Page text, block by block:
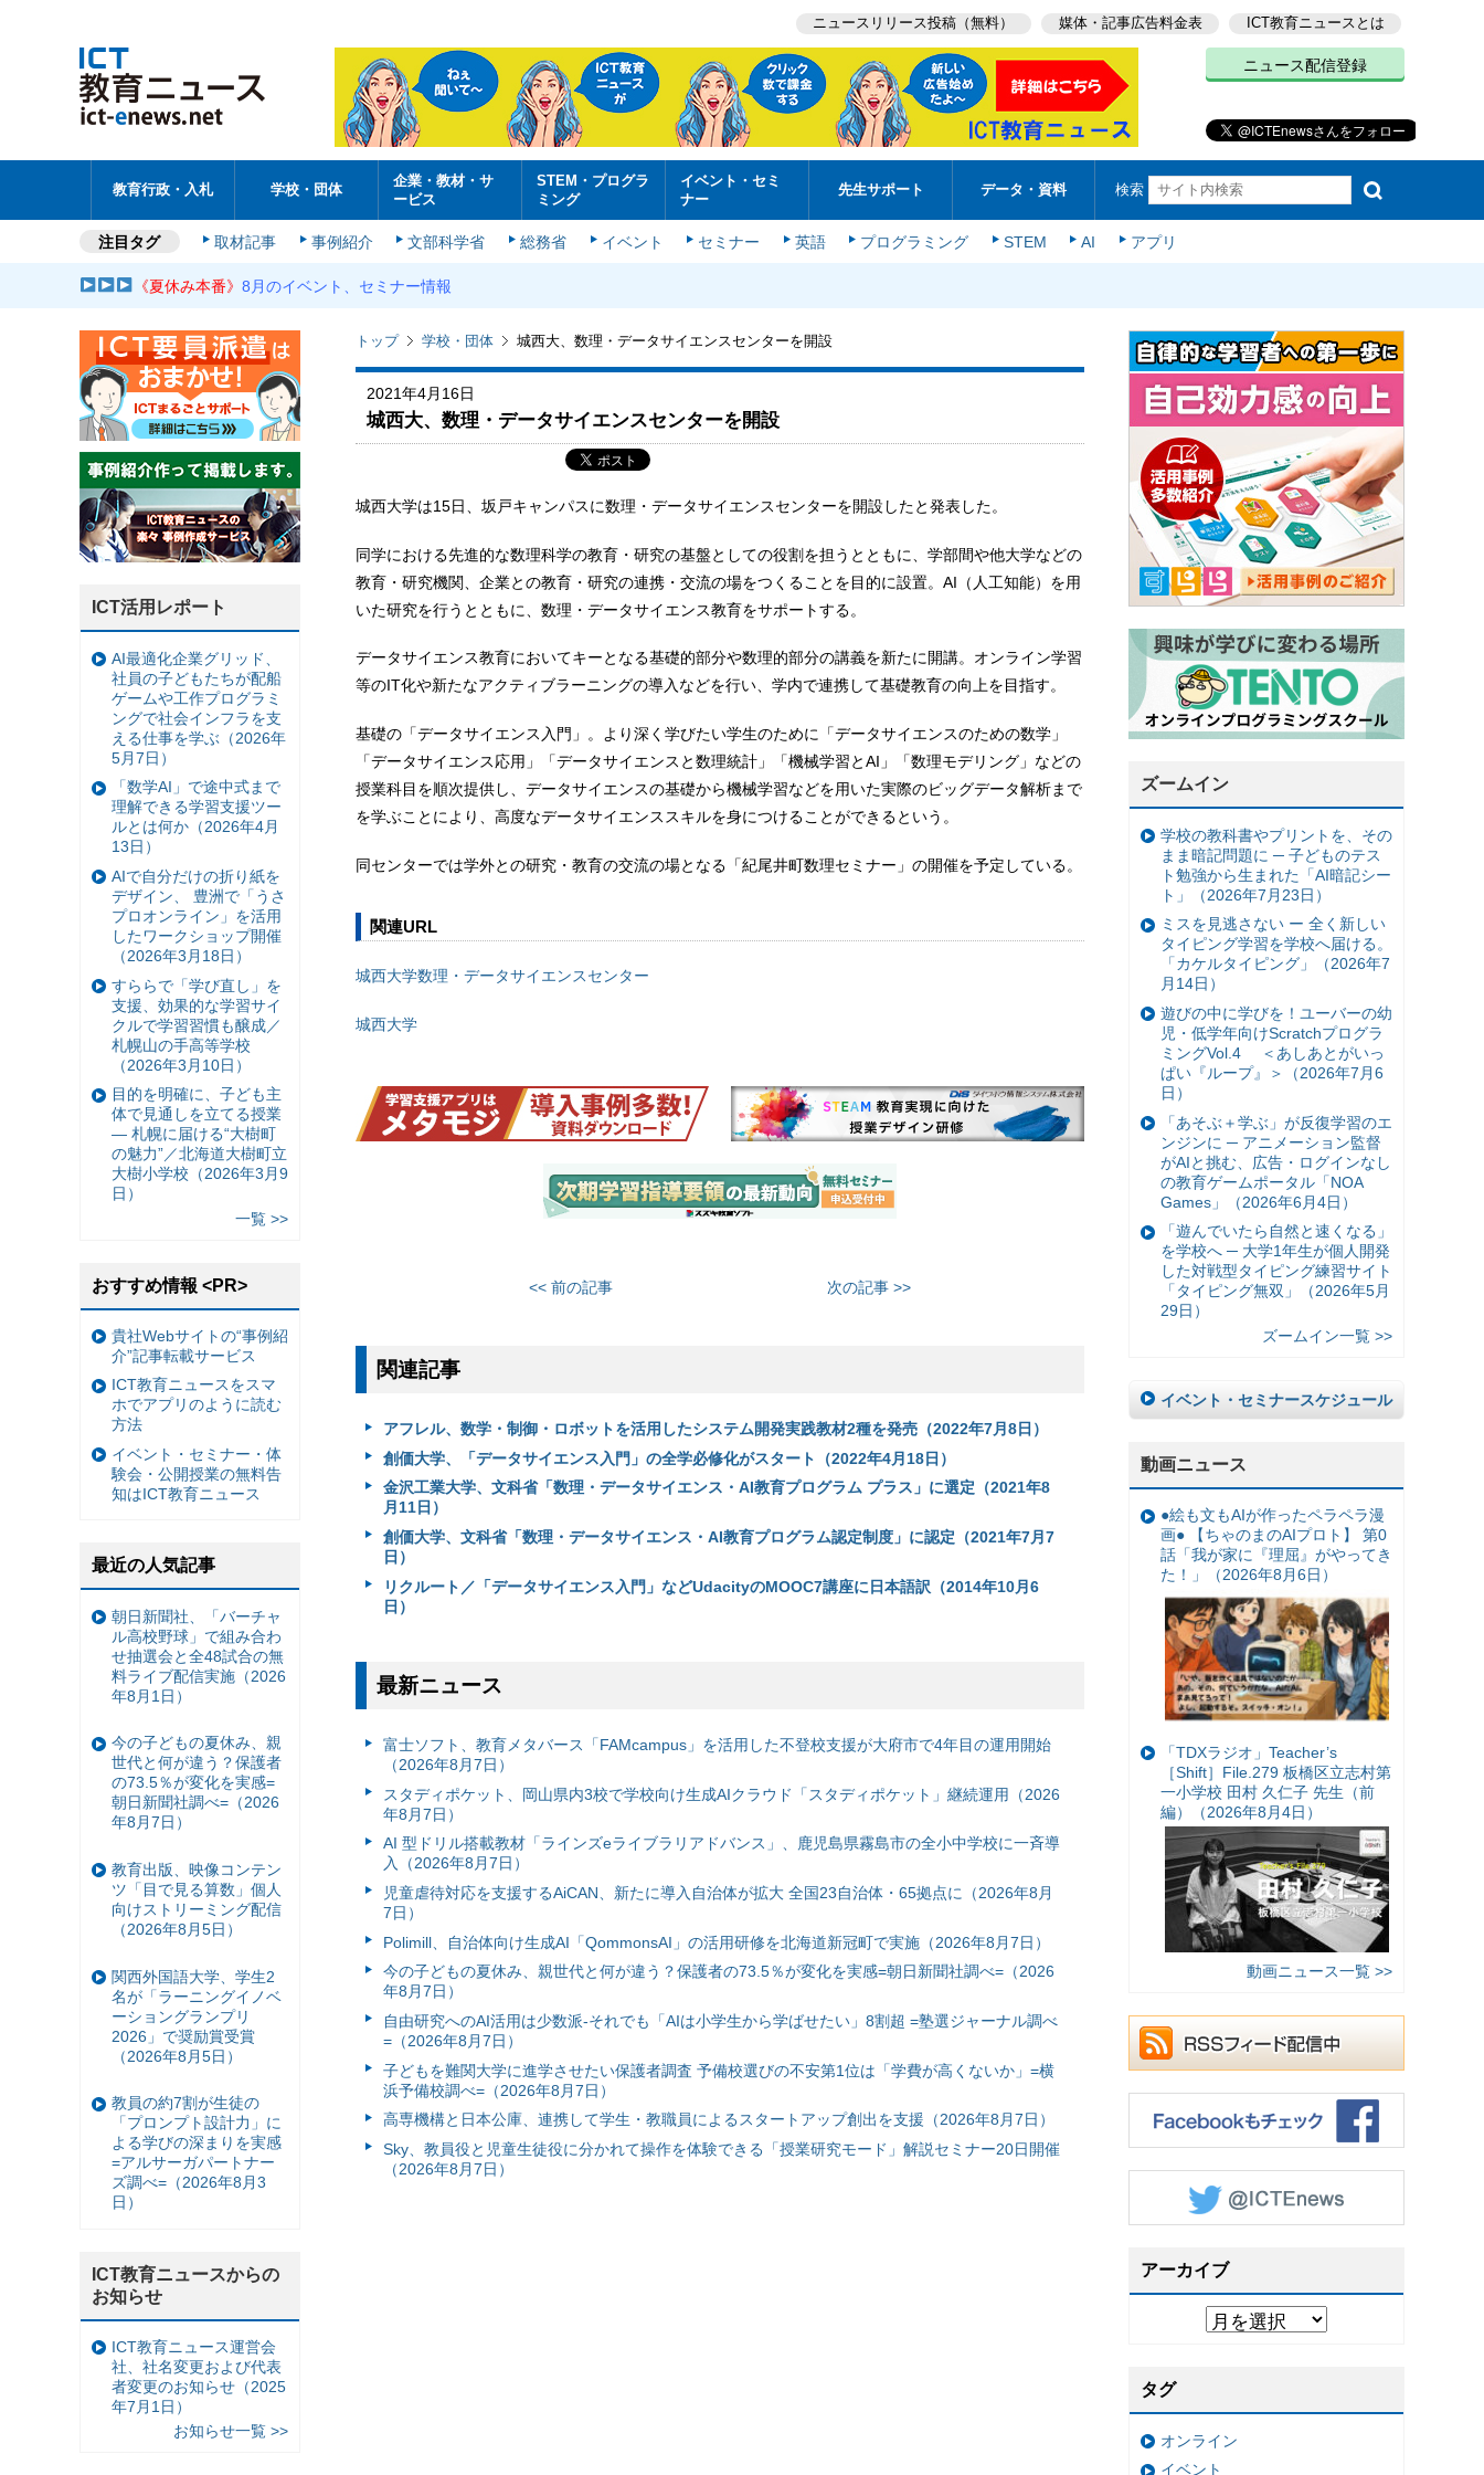
ニュースリリース投稿（無料） 媒体・記事広告料金表 ICT教育ニュースとは
ニュース配信登録
教育行政・入札 学校・団体
企業・教材・サ
ービス
STEM・プログラ
ミング
イベント・セミ
ナー
先生サポート データ・資料 検索
注目タグ 取材記事 事例紹介 文部科学省 総務省 イベント セミナー 英語 プログラミング STEM AI アプリ
《夏休み本番》8月のイベント、セミナー情報
トップ 学校・団体 城西大、数理・データサイエンスセンターを開設
2021年4月16日
城西大、数理・データサイエンスセンターを開設
城西大学は15日、坂戸キャンパスに数理・データサイエンスセンターを開設したと発表した。
同学における先進的な数理科学の教育・研究の基盤としての役割を担うとともに、学部間や他大学などの
教育・研究機関、企業との教育・研究の連携・交流の場をつくることを目的に設置。AI（人工知能）を用
いた研究を行うとともに、数理・データサイエンス教育をサポートする。
データサイエンス教育においてキーとなる基礎的部分や数理的部分の講義を新たに開講。オンライン学習
等のIT化や新たなアクティブラーニングの導入などを行い、学内で連携して基礎教育の向上を目指す。
基礎の「データサイエンス入門」。より深く学びたい学生のために「データサイエンスのための数学」
「データサイエンス応用」「データサイエンスと数理統計」「機械学習とAI」「数理モデリング」などの
授業科目を順次提供し、データサイエンスの基礎から機械学習などを用いた実際のビッグデータ解析まで
を学ぶことにより、高度なデータサイエンススキルを身につけることができるという。
同センターでは学外との研究・教育の交流の場となる「紀尾井町数理セミナー」の開催を予定している。
関連URL
城西大学数理・データサイエンスセンター
城西大学
<< 前の記事 次の記事 >>
関連記事
アフレル、数学・制御・ロボットを活用したシステム開発実践教材2種を発売（2022年7月8日）
創価大学、「データサイエンス入門」の全学必修化がスタート（2022年4月18日）
金沢工業大学、文科省「数理・データサイエンス・AI教育プログラム プラス」に選定（2021年8
月11日）
創価大学、文科省「数理・データサイエンス・AI教育プログラム認定制度」に認定（2021年7月7
日）
リクルート／「データサイエンス入門」などUdacityのMOOC7講座に日本語訳（2014年10月6
日）
最新ニュース
富⼠ソフト、教育メタバース「FAMcampus」を活用した不登校支援が大府市で4年目の運用開始
（2026年8月7日）
スタディポケット、岡山県内3校で学校向け生成AIクラウド「スタディポケット」継続運用（2026
年8月7日）
AI 型ドリル搭載教材「ラインズeライブラリアドバンス」、鹿児島県霧島市の全小中学校に一斉導
入（2026年8月7日）
児童虐待対応を支援するAiCAN、新たに導入自治体が拡大 全国23自治体・65拠点に（2026年8月
7日）
Polimill、自治体向け生成AI「QommonsAI」の活用研修を北海道新冠町で実施（2026年8月7日）
今の子どもの夏休み、親世代と何が違う？保護者の73.5％が変化を実感=朝日新聞社調べ=（2026
年8月7日）
自由研究へのAI活用は少数派-それでも「AIは小学生から学ばせたい」8割超 =塾選ジャーナル調べ
=（2026年8月7日）
子どもを難関大学に進学させたい保護者調査 予備校選びの不安第1位は「学費が高くないか」=横
浜予備校調べ=（2026年8月7日）
高専機構と日本公庫、連携して学生・教職員によるスタートアップ創出を支援（2026年8月7日）
Sky、教員役と児童生徒役に分かれて操作を体験できる「授業研究モード」解説セミナー20日開催
（2026年8月7日）
ズームイン
学校の教科書やプリントを、その
まま暗記問題に ─ 子どものテス
ト勉強から生まれた「AI暗記シー
ト」（2026年7月23日）
ミスを見逃さない ー 全く新しい
タイピング学習を学校へ届ける。
「カケルタイピング」（2026年7
月14日）
遊びの中に学びを！ユーバーの幼
児・低学年向けScratchプログラ
ミングVol.4 ＜あしあとがいっ
ぱい『ループ』＞（2026年7月6
日）
「あそぶ＋学ぶ」が反復学習のエ
ンジンに ─ アニメーション監督
がAIと挑む、広告・ログインなし
の教育ゲームポータル「NOA
Games」（2026年6月4日）
「遊んでいたら自然と速くなる」
を学校へ ─ 大学1年生が個人開発
した対戦型タイピング練習サイト
「タイピング無双」（2026年5月
29日）
ズームイン一覧 >>
イベント・セミナースケジュール
動画ニュース
●絵も文もAIが作ったペラペラ漫
画● 【ちゃのまのAIプロト】 第0
話「我が家に『理屈』がやってき
た！」（2026年8月6日）
「TDXラジオ」Teacher’s
［Shift］File.279 板橋区立志村第
一小学校 田村 久仁子 先生（前
編）（2026年8月4日）
動画ニュース一覧 >>
アーカイブ
タグ
オンライン
イベント
ICT活用レポート
AI最適化企業グリッド、
社員の子どもたちが配船
ゲームや工作プログラミ
ングで社会インフラを支
える仕事を学ぶ（2026年
5月7日）
「数学AI」で途中式まで
理解できる学習支援ツー
ルとは何か（2026年4月
13日）
AIで自分だけの折り紙を
デザイン、 豊洲で「うさ
プロオンライン」を活用
したワークショップ開催
（2026年3月18日）
すららで「学び直し」を
支援、効果的な学習サイ
クルで学習習慣も醸成／
札幌山の手高等学校
（2026年3月10日）
目的を明確に、子ども主
体で見通しを立てる授業
— 札幌に届ける“大樹町
の魅力”／北海道大樹町立
大樹小学校（2026年3月9
日）
一覧 >>
おすすめ情報 <PR>
貴社Webサイトの“事例紹
介”記事転載サービス
ICT教育ニュースをスマ
ホでアプリのように読む
方法
イベント・セミナー・体
験会・公開授業の無料告
知はICT教育ニュース
最近の人気記事
朝日新聞社、「バーチャ
ル高校野球」で組み合わ
せ抽選会と全48試合の無
料ライブ配信実施（2026
年8月1日）
今の子どもの夏休み、親
世代と何が違う？保護者
の73.5％が変化を実感=
朝日新聞社調べ=（2026
年8月7日）
教育出版、映像コンテン
ツ「目で見る算数」個人
向けストリーミング配信
（2026年8月5日）
関西外国語大学、学生2
名が「ラーニングイノベ
ーショングランプリ
2026」で奨励賞受賞
（2026年8月5日）
教員の約7割が生徒の
「プロンプト設計力」に
よる学びの深まりを実感
=アルサーガパートナー
ズ調べ=（2026年8月3
日）
ICT教育ニュースからの
お知らせ
ICT教育ニュース運営会
社、社名変更および代表
者変更のお知らせ（2025
年7月1日）
お知らせ一覧 >>